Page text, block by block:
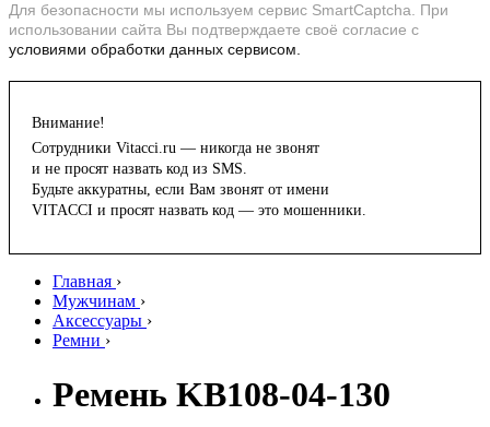
Для безопасности мы используем сервис SmartCaptcha. При
использовании сайта Вы подтверждаете своё согласие с
условиями обработки данных сервисом.
Внимание!
Сотрудники Vitacci.ru — никогда не звонят
и не просят назвать код из SMS.
Будьте аккуратны, если Вам звонят от имени
VITACCI и просят назвать код — это мошенники.
Главная ›
Мужчинам ›
Аксессуары ›
Ремни ›
Ремень KB108-04-130